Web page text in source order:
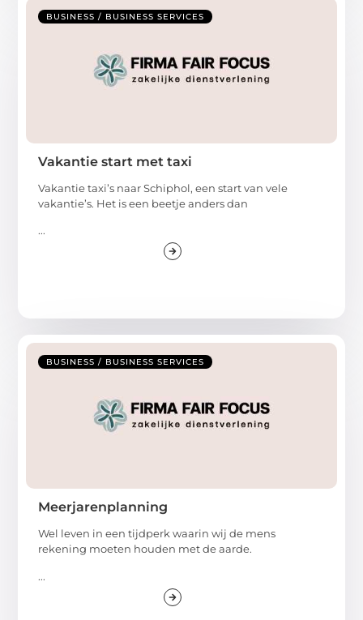
BUSINESS / BUSINESS SERVICES
Vakantie start met taxi
Vakantie taxi’s naar Schiphol, een start van vele
vakantie’s. Het is een beetje anders dan
...
BUSINESS / BUSINESS SERVICES
Meerjarenplanning
Wel leven in een tijdperk waarin wij de mens
rekening moeten houden met de aarde.
...